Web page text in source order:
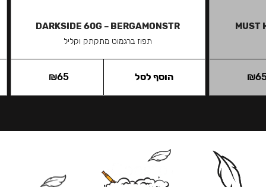
MUST
₪
DARKSIDE 60G – BERGAMONSTR
תפוז ברגמוט מתקתק וקליל
₪65 הוסף לסל